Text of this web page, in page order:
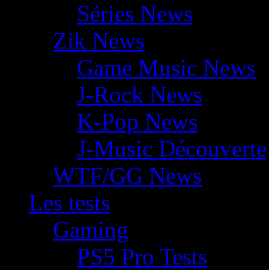
Séries News
Zik News
Game Music News
J-Rock News
K-Pop News
J-Music Découverte
WTF/GG News
Les tests
Gaming
PS5 Pro Tests